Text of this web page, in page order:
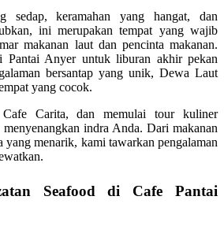
sedap, keramahan yang hangat, dan
ini merupakan tempat yang wajib
makanan laut dan pencinta makanan.
Pantai Anyer untuk liburan akhir pekan
bersantap yang unik, Dewa Laut
yang cocok.
Carita, dan memulai tour kuliner
indra Anda. Dari makanan
yang menarik, kami tawarkan pengalaman
Seafood di Cafe Pantai